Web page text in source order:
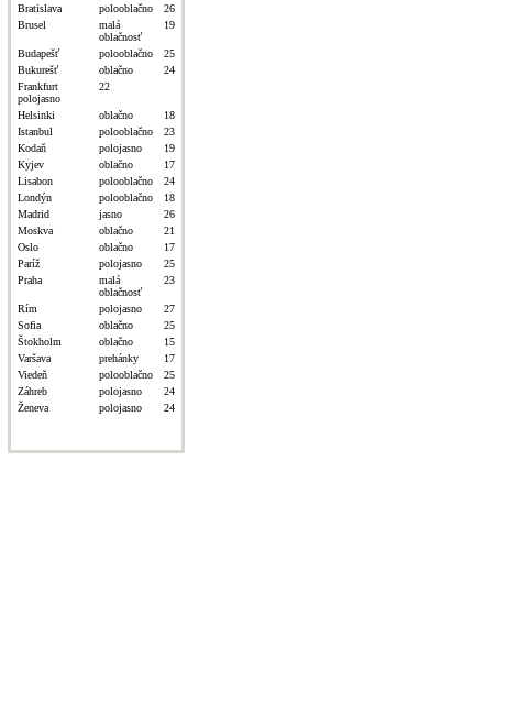
Bratislava
polooblačno
26
Brusel
malá
oblačnosť
19
Budapešť polooblačno
25
Bukurešť
oblačno
24
Frankfurt
polojasno
22
Helsinki oblačno
18
Istanbul
polooblačno
23
Kodaň
polojasno
19
Kyjev
oblačno
17
Lisabon
polooblačno
24
Londýn
polooblačno
18
Madrid
jasno
26
Moskva
oblačno
21
Oslo
oblačno
17
Paríž
polojasno
25
Praha
malá
oblačnosť
23
Rím polojasno
27
Sofia
oblačno
25
Štokholm
oblačno
15
Varšava
prehánky
17
Viedeň
polooblačno
25
Záhreb
polojasno
24
Ženeva
polojasno 24